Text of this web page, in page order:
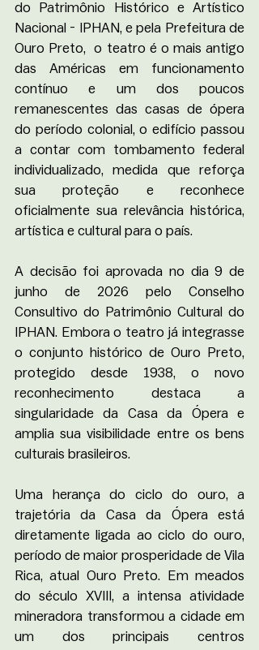
do Patrimônio Histórico e Artístico
Nacional - IPHAN, e pela Prefeitura de
Ouro Preto,  o teatro é o mais antigo
das Américas em funcionamento
contínuo e um dos poucos
remanescentes das casas de ópera
do período colonial, o edifício passou
a contar com tombamento federal
individualizado, medida que reforça
sua proteção e reconhece
oficialmente sua relevância histórica,
artística e cultural para o país.
A decisão foi aprovada no dia 9 de
junho de 2026 pelo Conselho
Consultivo do Patrimônio Cultural do
IPHAN. Embora o teatro já integrasse
o conjunto histórico de Ouro Preto,
protegido desde 1938, o novo
reconhecimento destaca a
singularidade da Casa da Ópera e
amplia sua visibilidade entre os bens
culturais brasileiros.
Uma herança do ciclo do ouro, a
trajetória da Casa da Ópera está
diretamente ligada ao ciclo do ouro,
período de maior prosperidade de Vila
Rica, atual Ouro Preto. Em meados
do século XVIII, a intensa atividade
mineradora transformou a cidade em
um dos principais centros